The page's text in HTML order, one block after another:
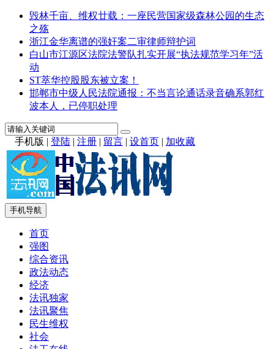
毁林千亩、维权廿载：一座民营国家级森林公园的生态
之殇
浙江金华离谱的强奸案二审律师辩护词
白山市江源区法院法警队扎实开展“执法规范学习年”活
动
ST萃华控股股东被立案！
邯郸市中级人民法院通报：不当言论通话录音确系郭红
波本人，已停职处理
手机版 | 登陆 | 注册 | 留言 | 设首页 | 加收藏
手机导航
首页
强图
综合资讯
政法动态
经济
法讯独家
法讯聚焦
民生维权
社会